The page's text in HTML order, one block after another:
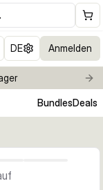
DE Anmelden
BundlesDeals